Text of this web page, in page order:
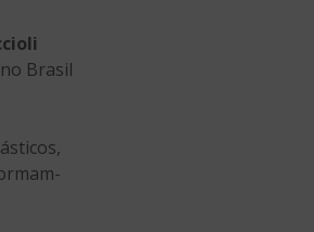
Brasil